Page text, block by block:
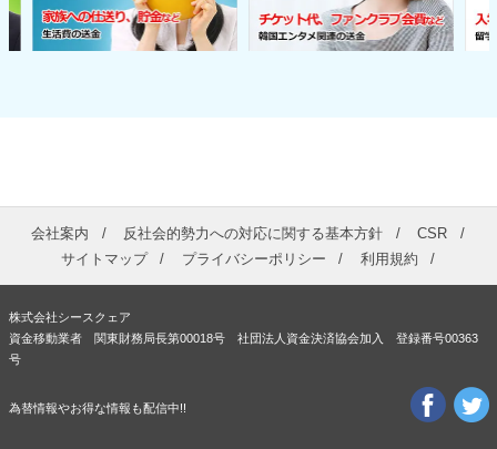
会社案内 反社会的勢力への対応に関する基本方針
CSR
サイトマップ
プライバシーポリシー 利用規約
株式会社シースクェア
資金移動業者 関東財務局長第00018号 社団法人資金決済協会加入 登録番号00363
号
為替情報やお得な情報も配信中!!